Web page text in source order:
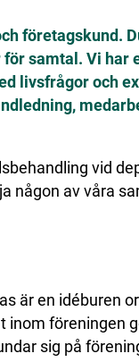
företagskund.
samtal. Vi har
livsfrågor och
vid
någon av våra
är en idéburen
föreningen
sig på